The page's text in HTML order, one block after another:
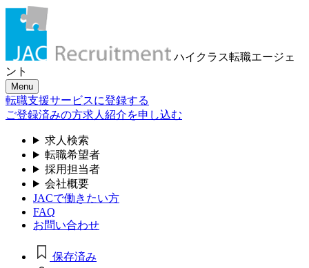
ハイクラス転職エージェ
ント
Menu
転職支援サービスに登録する
ご登録済みの方求人紹介を申し込む
求人検索
転職希望者
採用担当者
会社概要
JACで働きたい方
FAQ
お問い合わせ
保存済み